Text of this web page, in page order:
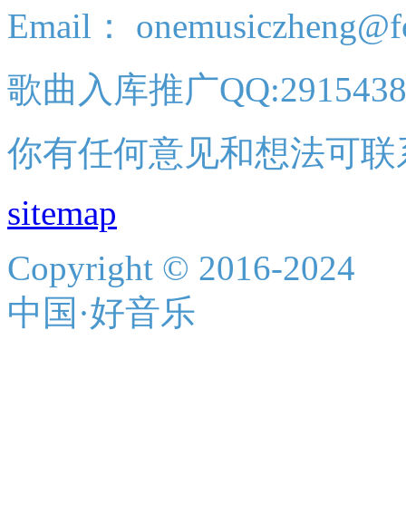
Email：
歌曲入库推广
你有任何意见和想法可
sitemap
Copyright © 2016-2024
中国·好音乐